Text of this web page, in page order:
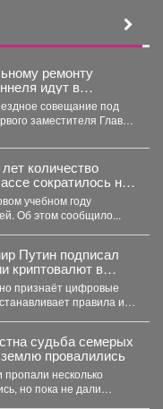
ремонту
идут в
совещание под
заместителя Главы
количество
сократилось на
учебном году
Об этом сообщило...
Путин подписал
криптовалют в
признаёт цифровые
правила их
судьба семерых
провалились
пропали несколько
но пока не дали